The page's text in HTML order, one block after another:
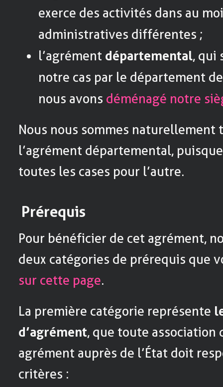
exerce des activités dans au
administratives différentes ;
l’agrément départemental, qui
notre cas par le département
nous avons déménagé notre
Nous nous sommes naturellement
l’agrément départemental,
toutes les cases pour l’autre.
Prérequis
Pour bénéficier de cet agrément,
deux catégories de prérequis que
sur cette page.
La première catégorie représente
d’agrément, que toute association
agrément auprès de l’État doit
critères :